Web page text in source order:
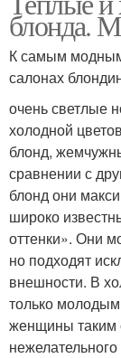
блонда.
К самым
салонах
очень светлые
холодной
блонд,
сравнении с
блонд они
широко
оттенки». Они
но подходят
внешности. В
только
женщины таким